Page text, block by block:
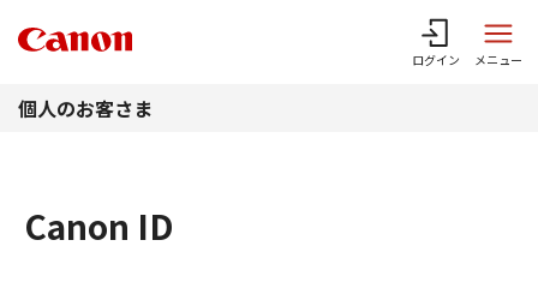
ログイン メニュー
個人のお客さま
Canon ID